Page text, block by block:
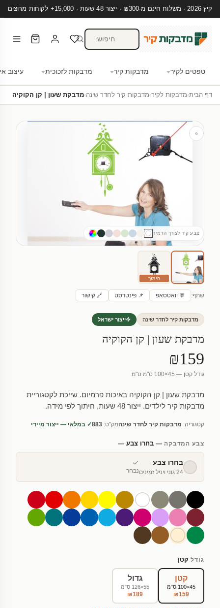
קיץ 2026 · משלוח חינם מ-₪300 · ייצור 48 שעות · 15,000+ לקוחות מרוצים
טפטים לקיר מדבקות קיר מדבקות לזכוכית עיצוב
דף הבית›מדבקות לקיר›מדבקות קיר לחדר שינה›מדבקת שעון | קן הקוקיה
צבע קיר לצורך הדמיה
חיתוך
שתף: 💬 וואטסאפ 📌 פינטרסט 🔗 קישור
מדבקות קיר לחדר שינה ייצור ישראל
מדבקת שעון | קן הקוקיה
₪159
גודל קטן — 45×100 ס"מ ס"מ
מדבקת שעון | קן הקוקיה באיכות פרמיום. שייכת לקטגוריית
מדבקות קיר לילדים. ייצור 48 שעות, חיתוך לפי מידה.
קטגוריה: מדבקות קיר לחדר שינהמק"ט: 883✓ במלאי — ייצור מיידי
צבע המדבקה— בחרו צבע —
בחרו צבע
24 גוני ויניל זמינים נבחר
גודל קטן
קטן
45×100 ס"מ
₪159
גדול
55×126 ס"מ
₪189